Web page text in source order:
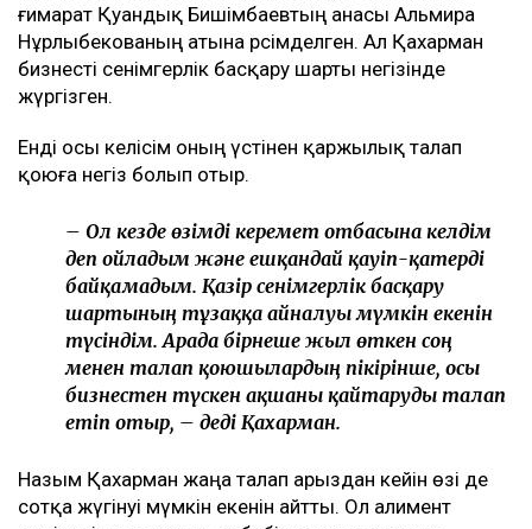
ғимарат Қуандық Бишімбаевтың анасы Альмира
Нұрлыбекованың атына рәсімделген. Ал Қахарман
бизнесті сенімгерлік басқару шарты негізінде
жүргізген.
Енді осы келісім оның үстінен қаржылық талап
қоюға негіз болып отыр.
– Ол кезде өзімді керемет отбасына келдім
деп ойладым және ешқандай қауіп-қатерді
байқамадым. Қазір сенімгерлік басқару
шартының тұзаққа айналуы мүмкін екенін
түсіндім. Арада бірнеше жыл өткен соң
менен талап қоюшылардың пікірінше, осы
бизнестен түскен ақшаны қайтаруды талап
етіп отыр, – деді Қахарман.
Назым Қахарман жаңа талап арыздан кейін өзі де
сотқа жүгінуі мүмкін екенін айтты. Ол алимент